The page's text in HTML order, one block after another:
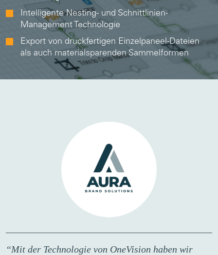
Intelligente Nesting- und Schnittlinien-
Management Technologie
Export von druckfertigen Einzelpaneel-Dateien
als auch materialsparenden Sammelformen
“Mit der Technologie von OneVision haben wir